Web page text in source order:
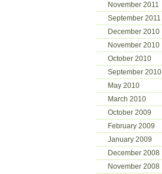
November 2011
September 2011
December 2010
November 2010
October 2010
September 2010
May 2010
March 2010
October 2009
February 2009
January 2009
December 2008
November 2008